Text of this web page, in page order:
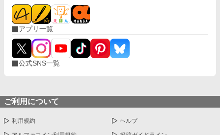
アプリ一覧
公式SNS一覧
ご利用について
利用規約 ヘルプ